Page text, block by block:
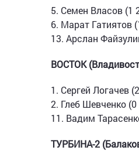
5. Семен Власов (1
6. Марат Гатиятов
13. Арслан
ВОСТОК
1. Сергей Логачев
2. Глеб Шевченко (0
11. Вадим
ТУРБИНА-2